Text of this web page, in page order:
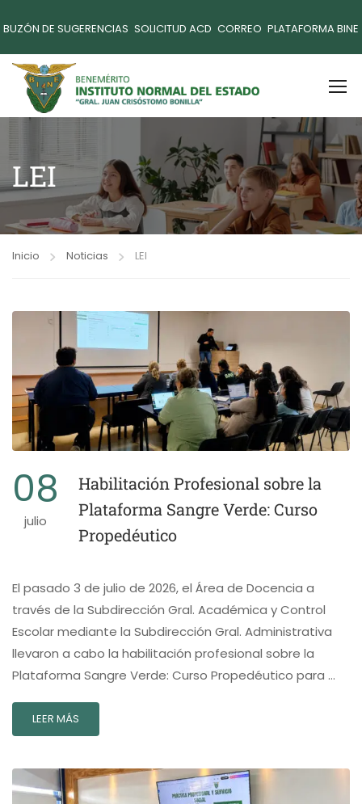
BUZÓN DE SUGERENCIAS SOLICITUD ACD CORREO PLATAFORMA BINE
LEI
Inicio Noticias LEI
08
julio
Habilitación Profesional sobre la
Plataforma Sangre Verde: Curso
Propedéutico
El pasado 3 de julio de 2026, el Área de Docencia a
través de la Subdirección Gral. Académica y Control
Escolar mediante la Subdirección Gral. Administrativa
llevaron a cabo la habilitación profesional sobre la
Plataforma Sangre Verde: Curso Propedéutico para …
LEER MÁS